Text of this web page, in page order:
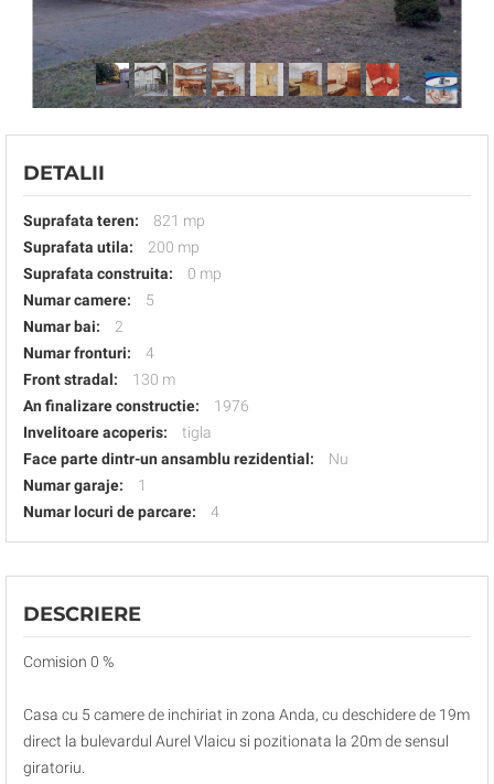
DETALII
Suprafata teren:
821 mp
Suprafata utila:
200 mp
Suprafata construita:
0 mp
Numar camere:
5
Numar bai:
2
Numar fronturi:
4
Front stradal:
130 m
An finalizare constructie:
1976
Invelitoare acoperis:
tigla
Face parte dintr-un ansamblu rezidential:
Nu
Numar garaje:
1
Numar locuri de parcare:
4
DESCRIERE
Comision 0 %
Casa cu 5 camere de inchiriat in zona Anda, cu deschidere de 19m
direct la bulevardul Aurel Vlaicu si pozitionata la 20m de sensul
giratoriu.